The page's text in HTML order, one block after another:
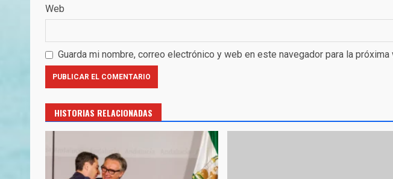
Web
Guarda mi nombre, correo electrónico y web en este navegador para la
HISTORIAS RELACIONADAS